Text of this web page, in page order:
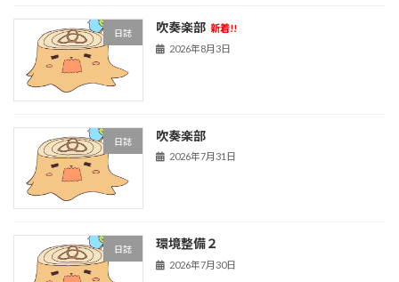
日誌 吹奏楽部 新着!!
2026年8月3日
日誌 吹奏楽部
2026年7月31日
日誌 環境整備２
2026年7月30日